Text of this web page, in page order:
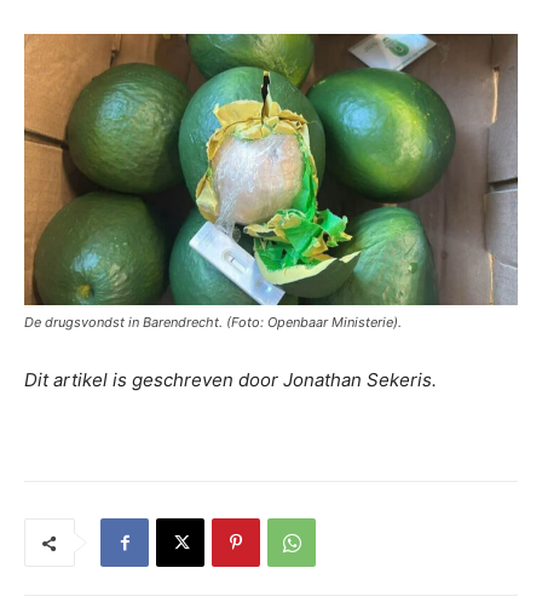
De drugsvondst in Barendrecht. (Foto: Openbaar Ministerie).
Dit artikel is geschreven door Jonathan Sekeris.